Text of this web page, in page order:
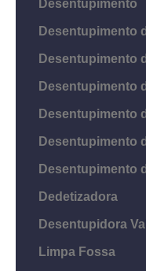
Desentupimento
Desentupimento
Desentupimento
Desentupimento
Desentupimento
Desentupimento
Desentupimento
Dedetizadora
Desentupidora
Limpa Fossa